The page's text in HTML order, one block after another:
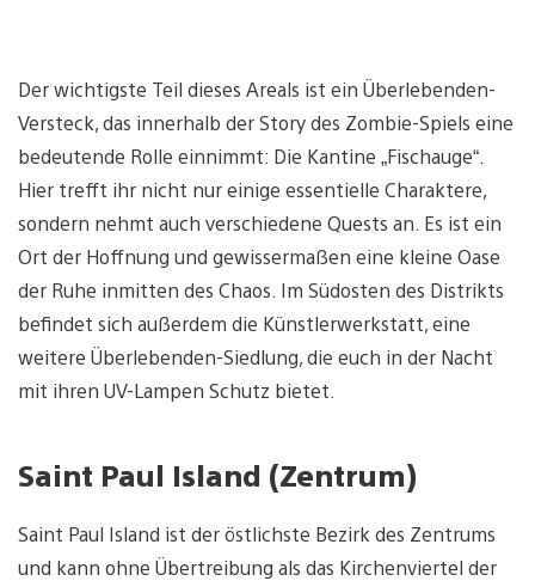
Der wichtigste Teil dieses Areals ist ein Überlebenden-
Versteck, das innerhalb der Story des Zombie-Spiels eine
bedeutende Rolle einnimmt: Die Kantine „Fischauge“.
Hier trefft ihr nicht nur einige essentielle Charaktere,
sondern nehmt auch verschiedene Quests an. Es ist ein
Ort der Hoffnung und gewissermaßen eine kleine Oase
der Ruhe inmitten des Chaos. Im Südosten des Distrikts
befindet sich außerdem die Künstlerwerkstatt, eine
weitere Überlebenden-Siedlung, die euch in der Nacht
mit ihren UV-Lampen Schutz bietet.
Saint Paul Island (Zentrum)
Saint Paul Island ist der östlichste Bezirk des Zentrums
und kann ohne Übertreibung als das Kirchenviertel der